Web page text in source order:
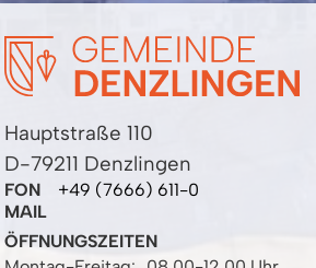
Hauptstraße 110
D-79211 Denzlingen
FON
+49 (7666) 611-0
MAIL
ÖFFNUNGSZEITEN